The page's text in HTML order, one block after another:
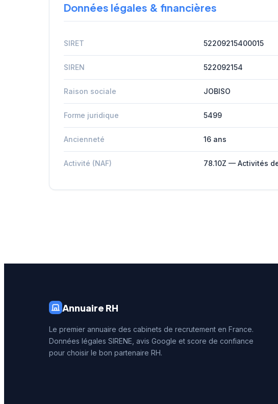
Données légales & financières
SIRET 52209215400015
SIREN 522092154
Raison sociale JOBISO
Forme juridique 5499
Ancienneté 16 ans
Activité (NAF) 78.10Z — Activités
Annuaire RH
Le premier annuaire des cabinets de recrutement en France.
Données légales SIRENE, avis Google et score de confiance
pour choisir le bon partenaire RH.